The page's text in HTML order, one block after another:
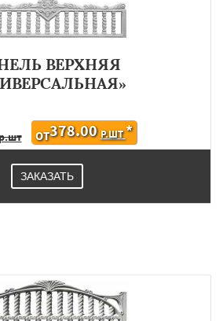
ВЕРХНЯЯ
ОТ378.00 Р.ШТ*
ЗАКАЗАТЬ